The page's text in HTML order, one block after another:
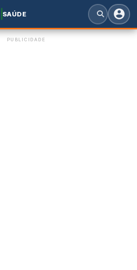
SAÚDE
PUBLICIDADE